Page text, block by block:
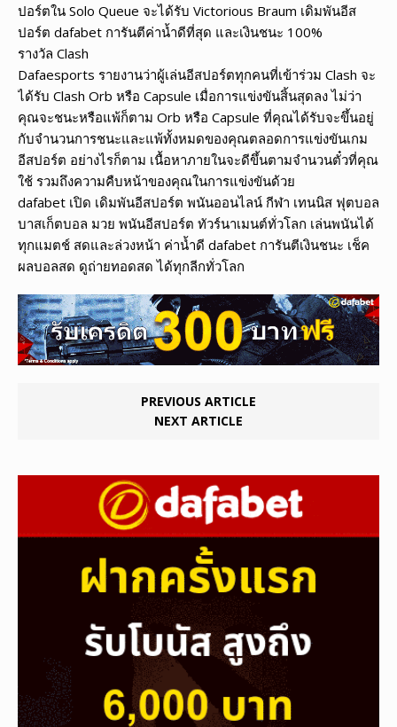
ปอร์ตใน Solo Queue จะได้รับ Victorious Braum เดิมพันอีส
ปอร์ต dafabet การันตีค่าน้ำดีที่สุด และเงินชนะ 100%
รางวัล Clash
Dafaesports รายงานว่าผู้เล่นอีสปอร์ตทุกคนที่เข้าร่วม Clash จะ
ได้รับ Clash Orb หรือ Capsule เมื่อการแข่งขันสิ้นสุดลง ไม่ว่า
คุณจะชนะหรือแพ้ก็ตาม Orb หรือ Capsule ที่คุณได้รับจะขึ้นอยู่
กับจำนวนการชนะและแพ้ทั้งหมดของคุณตลอดการแข่งขันเกม
อีสปอร์ต อย่างไรก็ตาม เนื้อหาภายในจะดีขึ้นตามจำนวนตั๋วที่คุณ
ใช้ รวมถึงความคืบหน้าของคุณในการแข่งขันด้วย
dafabet เปิด เดิมพันอีสปอร์ต พนันออนไลน์ กีฬา เทนนิส ฟุตบอล
บาสเก็ตบอล มวย พนันอีสปอร์ต ทัวร์นาเมนต์ทั่วโลก เล่นพนันได้
ทุกแมตช์ สดและล่วงหน้า ค่าน้ำดี dafabet การันตีเงินชนะ เช็ค
ผลบอลสด ดูถ่ายทอดสด ได้ทุกลีกทั่วโลก
PREVIOUS ARTICLE
NEXT ARTICLE